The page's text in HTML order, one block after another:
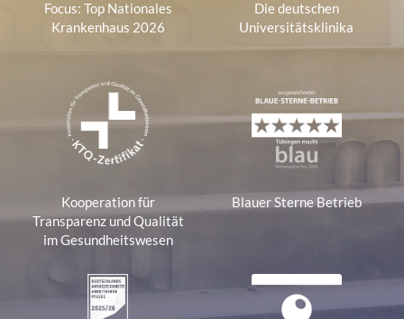
Focus: Top Nationales
Krankenhaus 2026
Die deutschen
Universitätsklinika
Kooperation für
Transparenz und Qualität
im Gesundheitswesen
Blauer Sterne Betrieb